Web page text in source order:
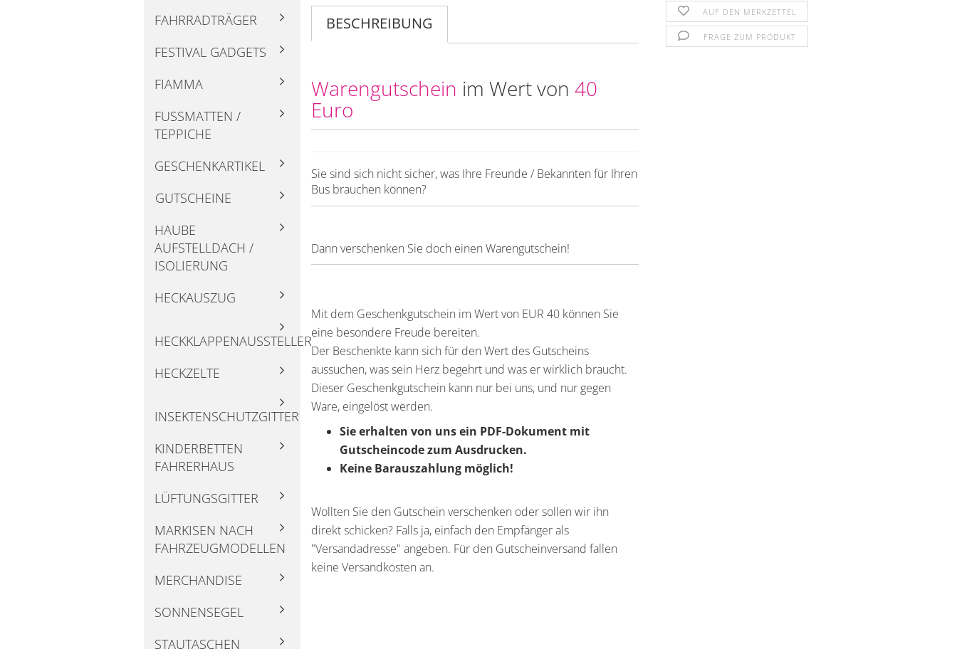
AUF DEN MERKZETTEL
FRAGE ZUM PRODUKT
BESCHREIBUNG
Warengutschein im Wert von 40
Euro
Sie sind sich nicht sicher, was Ihre Freunde / Bekannten für Ihren
Bus brauchen können?
Dann verschenken Sie doch einen Warengutschein!
Mit dem Geschenkgutschein im Wert von EUR 40 können Sie
eine besondere Freude bereiten.
Der Beschenkte kann sich für den Wert des Gutscheins
aussuchen, was sein Herz begehrt und was er wirklich braucht.
Dieser Geschenkgutschein kann nur bei uns, und nur gegen
Ware, eingelöst werden.
Sie erhalten von uns ein PDF-Dokument mit
Gutscheincode zum Ausdrucken.
Keine Barauszahlung möglich!
Wollten Sie den Gutschein verschenken oder sollen wir ihn
direkt schicken? Falls ja, einfach den Empfänger als
"Versandadresse" angeben. Für den Gutscheinversand fallen
keine Versandkosten an.
FAHRRADTRÄGER
FESTIVAL GADGETS
FIAMMA
FUSSMATTEN / T
EPPICHE
GESCHENKARTIKEL
GUTSCHEINE
HAUBE
AUFSTELLDACH /
ISOLIERUNG
HECKAUSZUG
HECKKLAPPENAUSSTELLER
HECKZELTE
INSEKTENSCHUTZGITTER
KINDERBETTEN
FAHRERHAUS
LÜFTUNGSGITTER
MARKISEN NACH
FAHRZEUGMODELLEN
MERCHANDISE
SONNENSEGEL
STAUTASCHEN